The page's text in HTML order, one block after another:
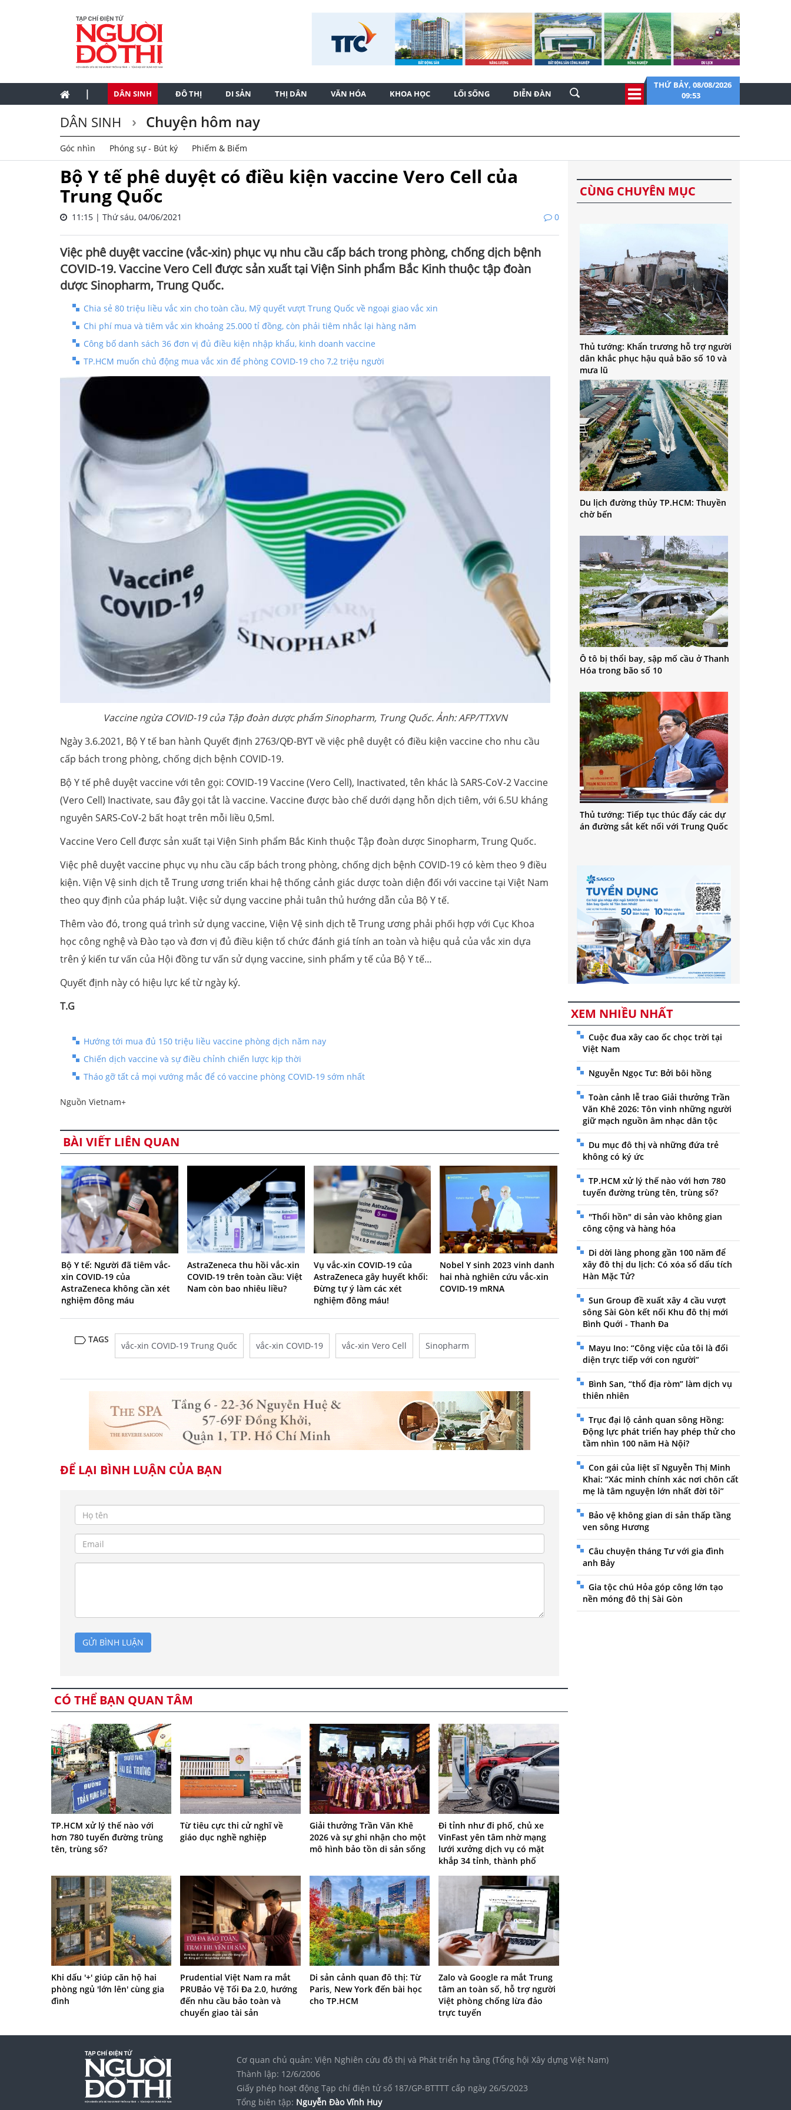
| DÂN SINH ĐÔ THỊ DI SẢN THỊ DÂN VĂN HÓA KHOA HỌC LỐI SỐNG DIỄN ĐÀN
THỨ BẢY, 08/08/2026
09:53
DÂN SINH Chuyện hôm nay
Góc nhìn Phóng sự - Bút ký Phiếm & Biếm
Bộ Y tế phê duyệt có điều kiện vaccine Vero Cell của
Trung Quốc
11:15 | Thứ sáu, 04/06/2021 0
Việc phê duyệt vaccine (vắc-xin) phục vụ nhu cầu cấp bách trong phòng, chống dịch bệnh
COVID-19. Vaccine Vero Cell được sản xuất tại Viện Sinh phẩm Bắc Kinh thuộc tập đoàn
dược Sinopharm, Trung Quốc.
Chia sẻ 80 triệu liều vắc xin cho toàn cầu, Mỹ quyết vượt Trung Quốc về ngoại giao vắc xin
Chi phí mua và tiêm vắc xin khoảng 25.000 tỉ đồng, còn phải tiêm nhắc lại hàng năm
Công bố danh sách 36 đơn vị đủ điều kiện nhập khẩu, kinh doanh vaccine
TP.HCM muốn chủ động mua vắc xin để phòng COVID-19 cho 7,2 triệu người
Vaccine ngừa COVID-19 của Tập đoàn dược phẩm Sinopharm, Trung Quốc. Ảnh: AFP/TTXVN
Ngày 3.6.2021, Bộ Y tế ban hành Quyết định 2763/QĐ-BYT về việc phê duyệt có điều kiện vaccine cho nhu cầu
cấp bách trong phòng, chống dịch bệnh COVID-19.
Bộ Y tế phê duyệt vaccine với tên gọi: COVID-19 Vaccine (Vero Cell), Inactivated, tên khác là SARS-CoV-2 Vaccine
(Vero Cell) Inactivate, sau đây gọi tắt là vaccine. Vaccine được bào chế dưới dạng hỗn dịch tiêm, với 6.5U kháng
nguyên SARS-CoV-2 bất hoạt trên mỗi liều 0,5ml.
Vaccine Vero Cell được sản xuất tại Viện Sinh phẩm Bắc Kinh thuộc Tập đoàn dược Sinopharm, Trung Quốc.
Việc phê duyệt vaccine phục vụ nhu cầu cấp bách trong phòng, chống dịch bệnh COVID-19 có kèm theo 9 điều
kiện. Viện Vệ sinh dịch tễ Trung ương triển khai hệ thống cảnh giác dược toàn diện đối với vaccine tại Việt Nam
theo quy định của pháp luật. Việc sử dụng vaccine phải tuân thủ hướng dẫn của Bộ Y tế.
Thêm vào đó, trong quá trình sử dụng vaccine, Viện Vệ sinh dịch tễ Trung ương phải phối hợp với Cục Khoa
học công nghệ và Đào tạo và đơn vị đủ điều kiện tổ chức đánh giá tính an toàn và hiệu quả của vắc xin dựa
trên ý kiến tư vấn của Hội đồng tư vấn sử dụng vaccine, sinh phẩm y tế của Bộ Y tế…
Quyết định này có hiệu lực kể từ ngày ký.
T.G
Hướng tới mua đủ 150 triệu liều vaccine phòng dịch năm nay
Chiến dịch vaccine và sự điều chỉnh chiến lược kịp thời
Tháo gỡ tất cả mọi vướng mắc để có vaccine phòng COVID-19 sớm nhất
Nguồn Vietnam+
BÀI VIẾT LIÊN QUAN
Bộ Y tế: Người đã tiêm vắc-
xin COVID-19 của
AstraZeneca không cần xét
nghiệm đông máu
AstraZeneca thu hồi vắc-xin
COVID-19 trên toàn cầu: Việt
Nam còn bao nhiêu liều?
Vụ vắc-xin COVID-19 của
AstraZeneca gây huyết khối:
Đừng tự ý làm các xét
nghiệm đông máu!
Nobel Y sinh 2023 vinh danh
hai nhà nghiên cứu vắc-xin
COVID-19 mRNA
TAGS
vắc-xin COVID-19 Trung Quốc vắc-xin COVID-19 vắc-xin Vero Cell Sinopharm
ĐỂ LẠI BÌNH LUẬN CỦA BẠN
GỬI BÌNH LUẬN
CÓ THỂ BẠN QUAN TÂM
TP.HCM xử lý thế nào với
hơn 780 tuyến đường trùng
tên, trùng số?
Từ tiêu cực thi cử nghĩ về
giáo dục nghề nghiệp
Giải thưởng Trần Văn Khê
2026 và sự ghi nhận cho một
mô hình bảo tồn di sản sống
Đi tỉnh như đi phố, chủ xe
VinFast yên tâm nhờ mạng
lưới xưởng dịch vụ có mặt
khắp 34 tỉnh, thành phố
Khi dấu '+' giúp căn hộ hai
phòng ngủ 'lớn lên' cùng gia
đình
Prudential Việt Nam ra mắt
PRUBảo Vệ Tối Đa 2.0, hướng
đến nhu cầu bảo toàn và
chuyển giao tài sản
Di sản cảnh quan đô thị: Từ
Paris, New York đến bài học
cho TP.HCM
Zalo và Google ra mắt Trung
tâm an toàn số, hỗ trợ người
Việt phòng chống lừa đảo
trực tuyến
CÙNG CHUYÊN MỤC
Thủ tướng: Khẩn trương hỗ trợ người
dân khắc phục hậu quả bão số 10 và
mưa lũ
Du lịch đường thủy TP.HCM: Thuyền
chờ bến
Ô tô bị thổi bay, sập mố cầu ở Thanh
Hóa trong bão số 10
Thủ tướng: Tiếp tục thúc đẩy các dự
án đường sắt kết nối với Trung Quốc
XEM NHIỀU NHẤT
Cuộc đua xây cao ốc chọc trời tại
Việt Nam
Nguyễn Ngọc Tư: Bởi bôi hồng
Toàn cảnh lễ trao Giải thưởng Trần
Văn Khê 2026: Tôn vinh những người
giữ mạch nguồn âm nhạc dân tộc
Du mục đô thị và những đứa trẻ
không có ký ức
TP.HCM xử lý thế nào với hơn 780
tuyến đường trùng tên, trùng số?
"Thổi hồn" di sản vào không gian
công cộng và hàng hóa
Di dời làng phong gần 100 năm để
xây đô thị du lịch: Có xóa sổ dấu tích
Hàn Mặc Tử?
Sun Group đề xuất xây 4 cầu vượt
sông Sài Gòn kết nối Khu đô thị mới
Bình Quới - Thanh Đa
Mayu Ino: “Công việc của tôi là đối
diện trực tiếp với con người”
Bình San, “thổ địa ròm” làm dịch vụ
thiên nhiên
Trục đại lộ cảnh quan sông Hồng:
Động lực phát triển hay phép thử cho
tầm nhìn 100 năm Hà Nội?
Con gái của liệt sĩ Nguyễn Thị Minh
Khai: “Xác minh chính xác nơi chôn cất
mẹ là tâm nguyện lớn nhất đời tôi”
Bảo vệ không gian di sản thấp tầng
ven sông Hương
Câu chuyện tháng Tư với gia đình
anh Bảy
Gia tộc chú Hỏa góp công lớn tạo
nền móng đô thị Sài Gòn
Cơ quan chủ quản: Viện Nghiên cứu đô thị và Phát triển hạ tầng (Tổng hội Xây dựng Việt Nam)
Thành lập: 12/6/2006
Giấy phép hoạt động Tạp chí điện tử số 187/GP-BTTTT cấp ngày 26/5/2023
Tổng biên tập: Nguyễn Đào Vĩnh Huy